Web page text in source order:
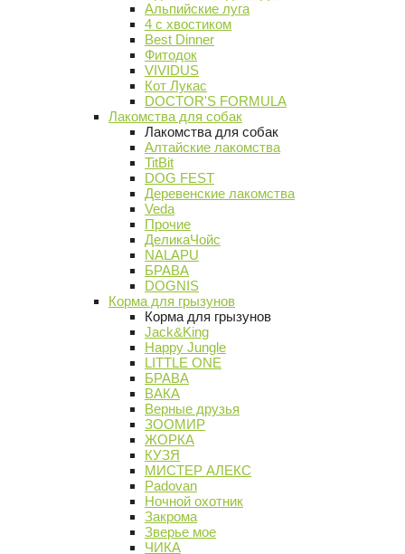
Альпийские луга
4 с хвостиком
Best Dinner
Фитодок
VIVIDUS
Кот Лукас
DOCTOR'S FORMULA
Лакомства для собак
Лакомства для собак
Алтайские лакомства
TitBit
DOG FEST
Деревенские лакомства
Veda
Прочие
ДеликаЧойс
NALAPU
БРАВА
DOGNIS
Корма для грызунов
Корма для грызунов
Jack&King
Happy Jungle
LITTLE ONE
БРАВА
ВАКА
Верные друзья
ЗООМИР
ЖОРКА
КУЗЯ
МИСТЕР АЛЕКС
Padovan
Ночной охотник
Закрома
Зверье мое
ЧИКА